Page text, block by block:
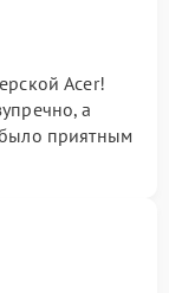
Acer!
а
приятным